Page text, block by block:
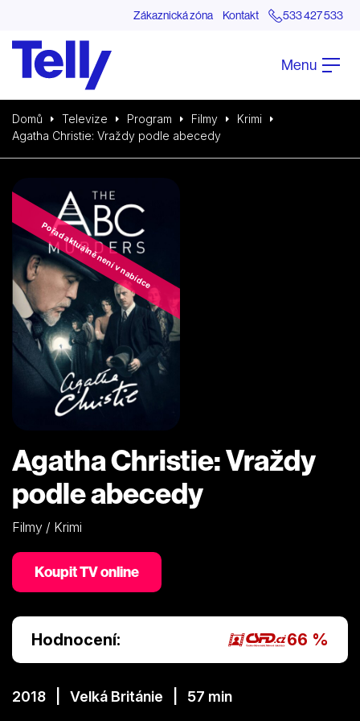
Zákaznická zóna Kontakt 533 427 533
Menu
Domů Televize Program Filmy
Krimi
Agatha Christie: Vraždy podle abecedy
Pořad aktuálně není v nabídce
Agatha Christie: Vraždy
podle abecedy
Filmy / Krimi
Koupit TV online
Hodnocení: 66 %
2018 | Velká Británie | 57 min